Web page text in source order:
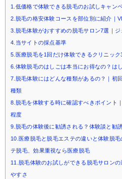
1.低価格で体験できる脱毛のお試しキャン
2.脱毛の格安体験コースを部位別に紹介｜
3.脱毛体験がおすすめの脱毛サロン7選｜
4.当サイトの採点基準
5.医療脱毛を1回だけ体験できるクリニック
6.体験脱毛のはしごは本当にお得なの？は
7.脱毛体験にはどんな種類があるの？｜初
種類
8.脱毛を体験する時に確認すべきポイント
程度
9.脱毛の体験後に勧誘される？体験談と勧
10.医療脱毛と脱毛エステの違いと体験脱
テ脱毛、効果重視なら医療脱毛
11.脱毛体験のお試しができる脱毛サロン
やすさ